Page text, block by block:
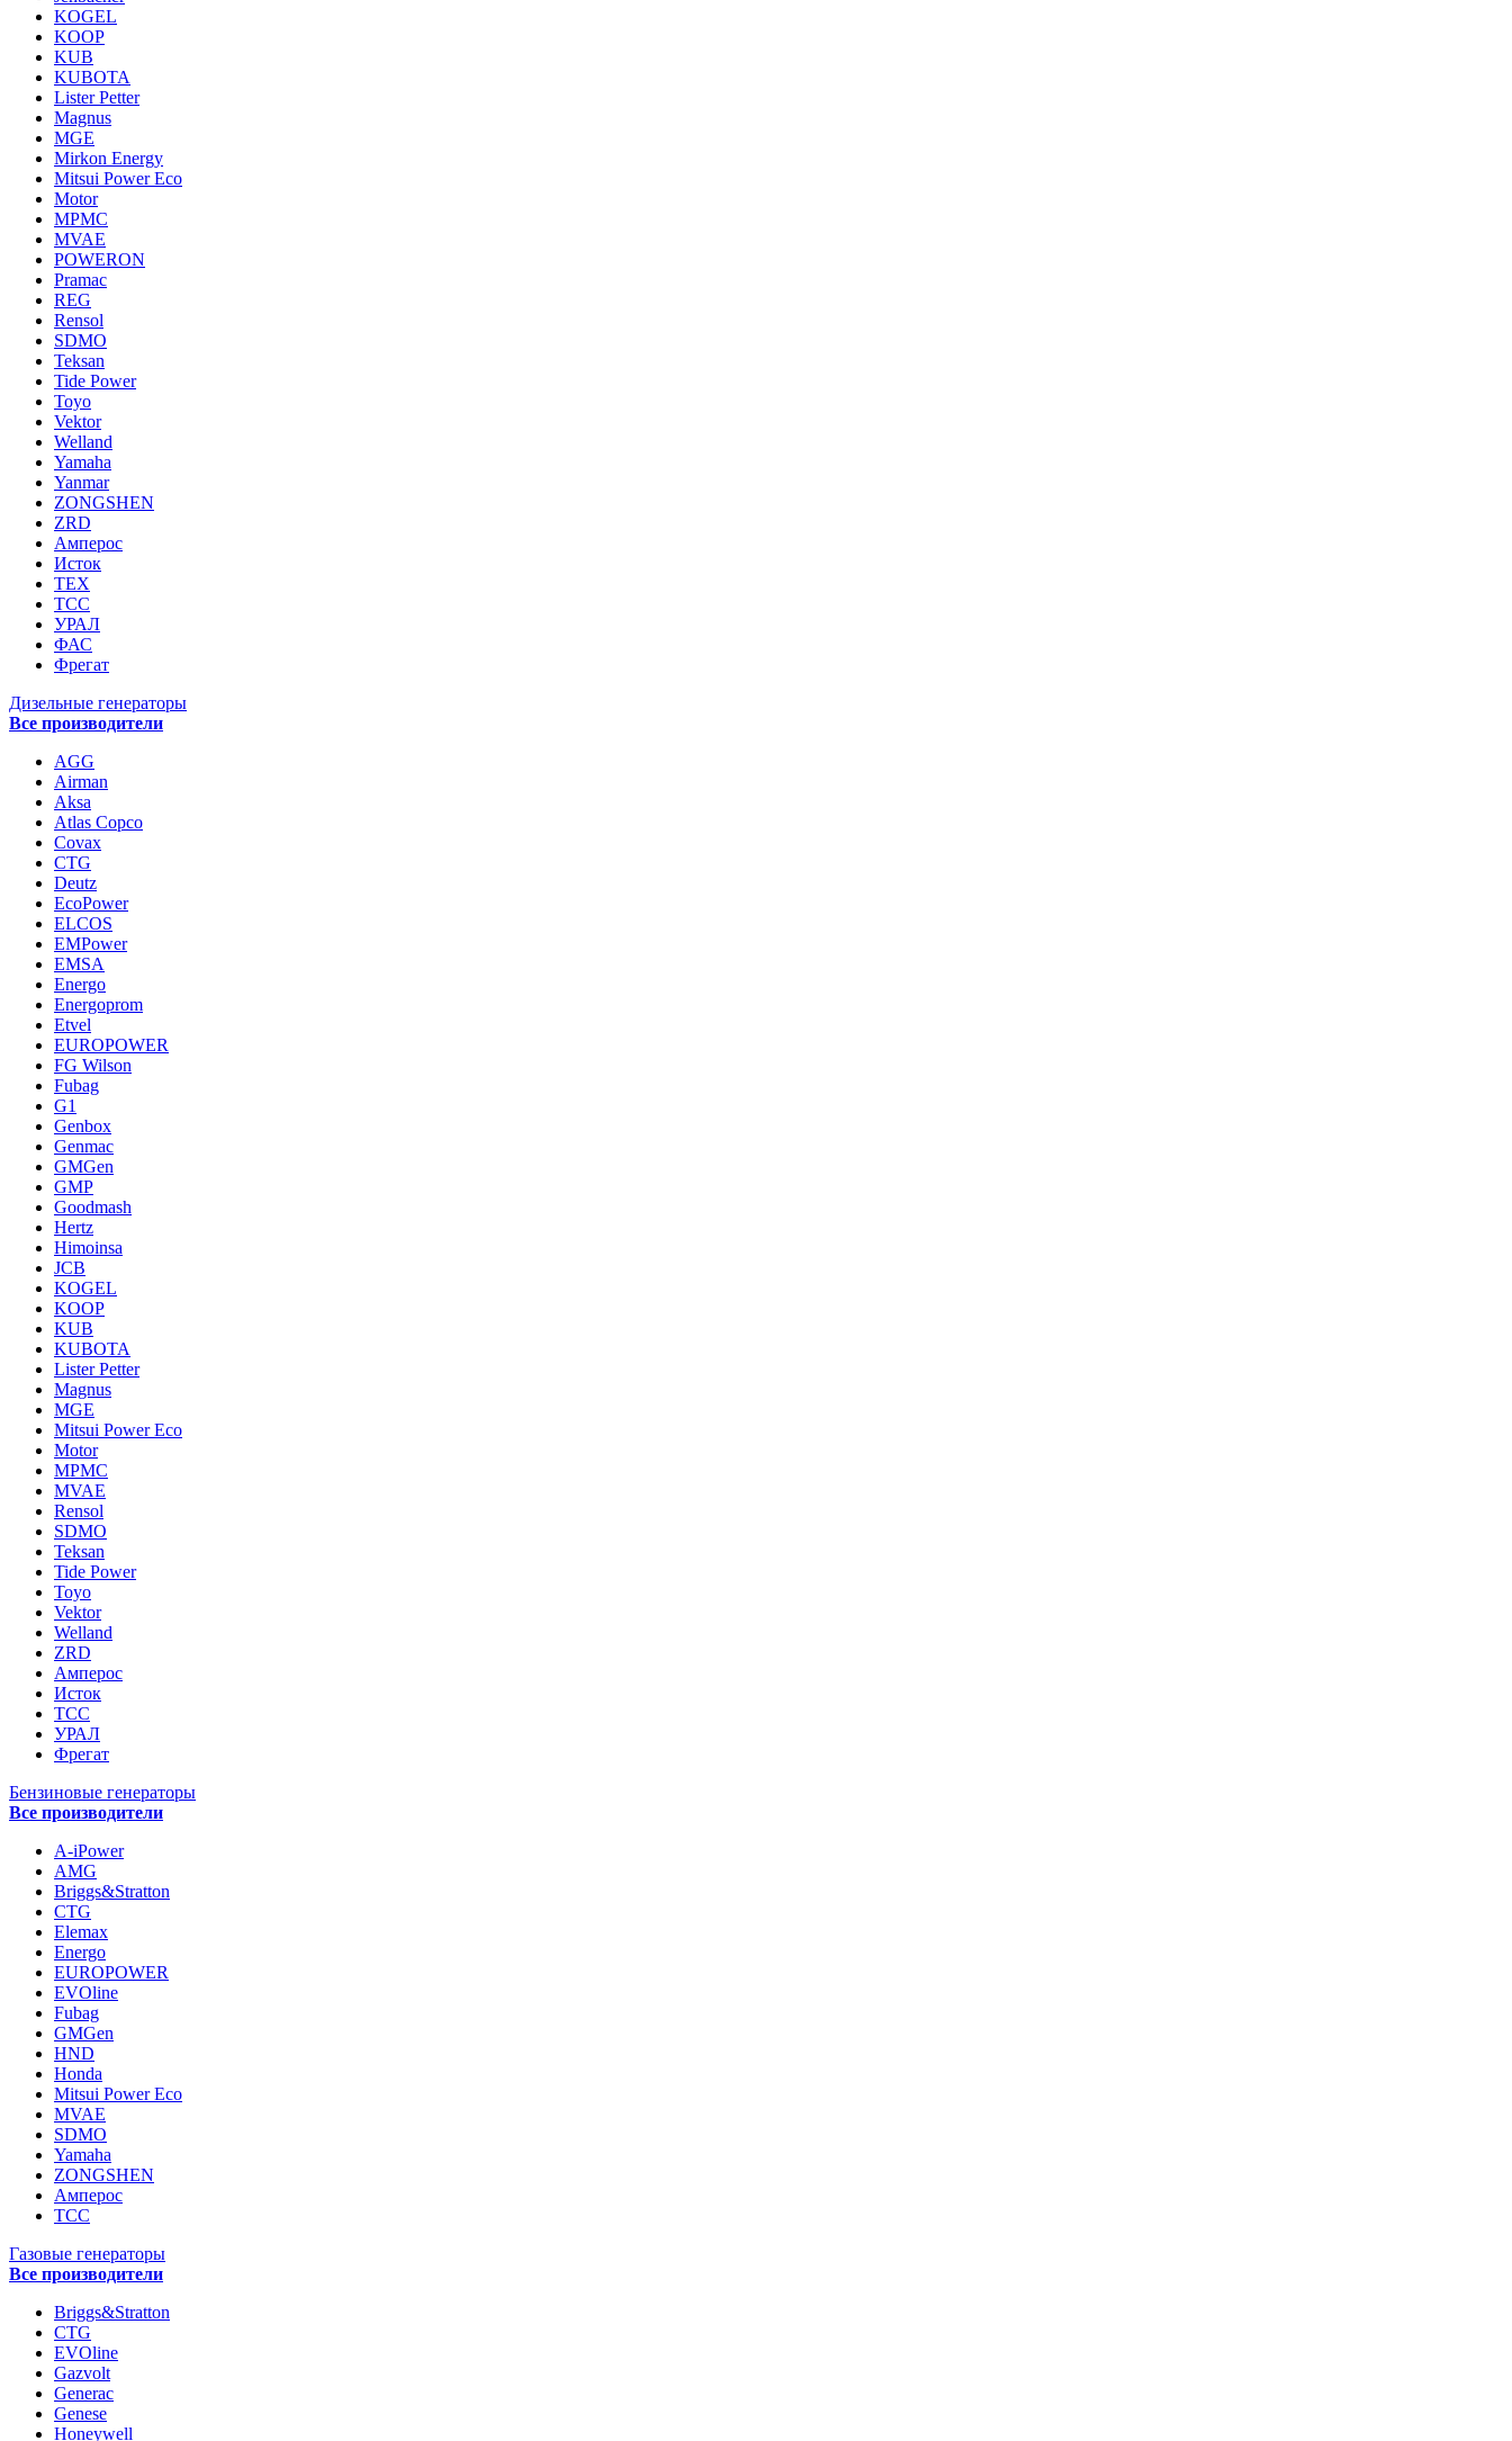
KOGEL
KOOP
KUB
KUBOTA
Lister Petter
Magnus
MGE
Mirkon Energy
Mitsui Power Eco
Motor
MPMC
MVAE
POWERON
Pramac
REG
Rensol
SDMO
Teksan
Tide Power
Toyo
Vektor
Welland
Yamaha
Yanmar
ZONGSHEN
ZRD
Амперос
Исток
ТЕХ
ТСС
УРАЛ
ФАС
Фрегат
Дизельные генераторы
Все производители
AGG
Airman
Aksa
Atlas Copco
Covax
CTG
Deutz
EcoPower
ELCOS
EMPower
EMSA
Energo
Energoprom
Etvel
EUROPOWER
FG Wilson
Fubag
G1
Genbox
Genmac
GMGen
GMP
Goodmash
Hertz
Himoinsa
JCB
KOGEL
KOOP
KUB
KUBOTA
Lister Petter
Magnus
MGE
Mitsui Power Eco
Motor
MPMC
MVAE
Rensol
SDMO
Teksan
Tide Power
Toyo
Vektor
Welland
ZRD
Амперос
Исток
ТСС
УРАЛ
Фрегат
Бензиновые генераторы
Все производители
A-iPower
AMG
Briggs&Stratton
CTG
Elemax
Energo
EUROPOWER
EVOline
Fubag
GMGen
HND
Honda
Mitsui Power Eco
MVAE
SDMO
Yamaha
ZONGSHEN
Амперос
ТСС
Газовые генераторы
Все производители
Briggs&Stratton
CTG
EVOline
Gazvolt
Generac
Genese
Honeywell